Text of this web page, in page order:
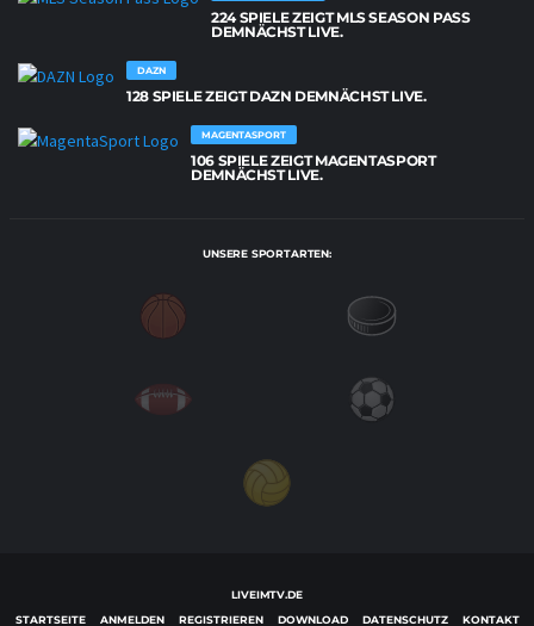
224 SPIELE ZEIGT MLS SEASON PASS
DEMNÄCHST LIVE.
DAZN
128 SPIELE ZEIGT DAZN DEMNÄCHST LIVE.
MAGENTASPORT
106 SPIELE ZEIGT MAGENTASPORT
DEMNÄCHST LIVE.
UNSERE SPORTARTEN:
LIVEIMTV.DE
STARTSEITE
ANMELDEN REGISTRIEREN DOWNLOAD DATENSCHUTZ KONTAKT